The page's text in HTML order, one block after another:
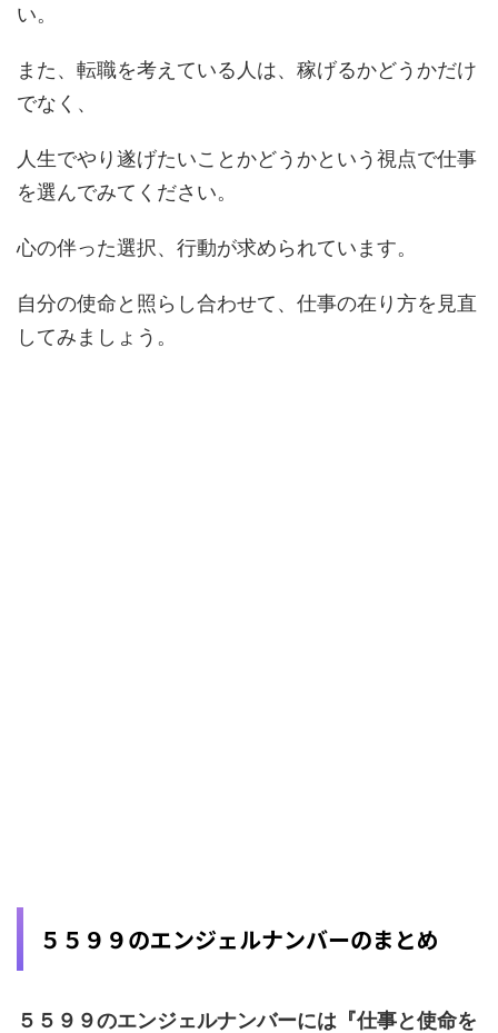
い。
また、転職を考えている人は、稼げるかどうかだけ
でなく、
人生でやり遂げたいことかどうかという視点で仕事
を選んでみてください。
心の伴った選択、行動が求められています。
自分の使命と照らし合わせて、仕事の在り方を見直
してみましょう。
５５９９のエンジェルナンバーのまとめ
５５９９のエンジェルナンバーには『仕事と使命を